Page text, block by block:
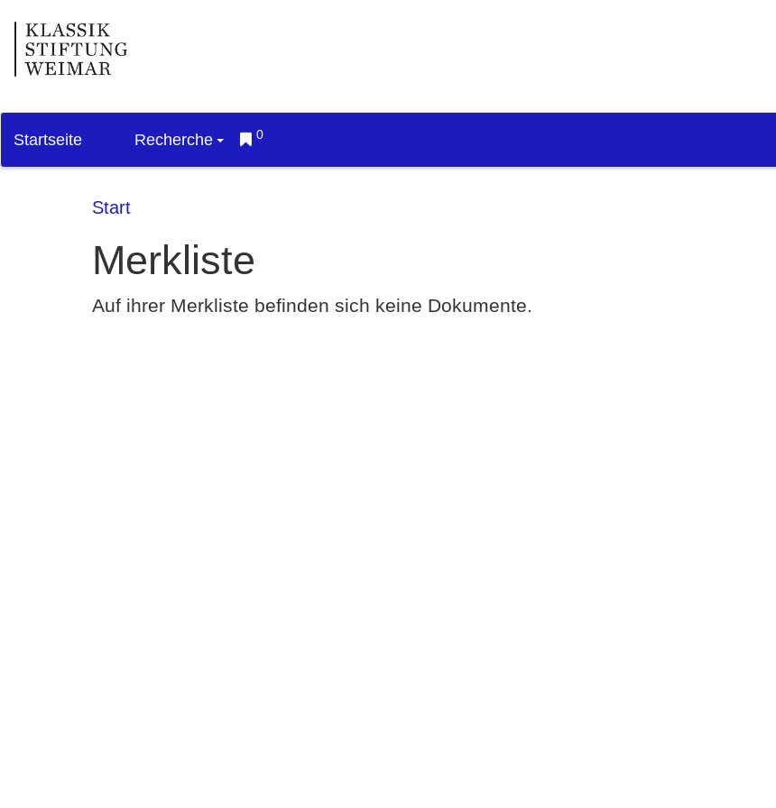
Startseite Recherche 0
Start
Merkliste
Auf ihrer Merkliste befinden sich keine Dokumente.